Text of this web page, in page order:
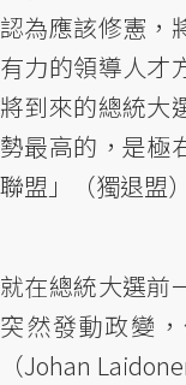
認為應該修憲，
有力的領導人才
將到來的總統大
勢最高的，是極
聯盟」（獨退盟
就在總統大選前
突然發動政變
（Johan